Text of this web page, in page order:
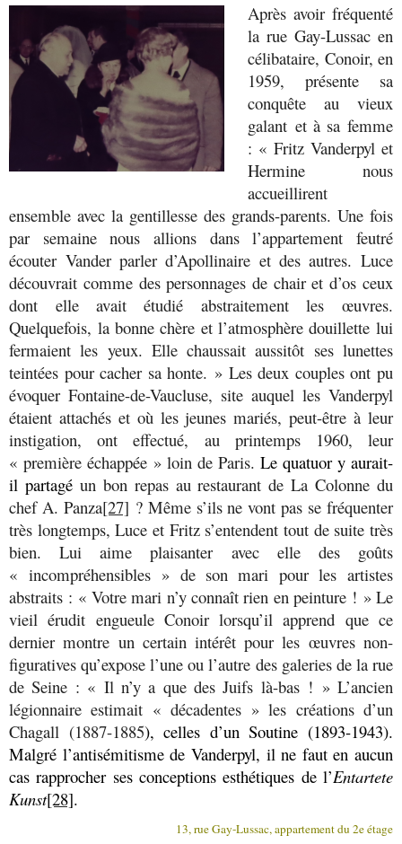
Après avoir fréquenté
la rue Gay-Lussac en
célibataire, Conoir, en
1959, présente sa
conquête au vieux
galant et à sa femme
: « Fritz Vanderpyl et
Hermine nous
accueillirent
ensemble avec la gentillesse des grands-parents. Une fois
par semaine nous allions dans l’appartement feutré
écouter Vander parler d’Apollinaire et des autres. Luce
découvrait comme des personnages de chair et d’os ceux
dont elle avait étudié abstraitement les œuvres.
Quelquefois, la bonne chère et l’atmosphère douillette lui
fermaient les yeux. Elle chaussait aussitôt ses lunettes
teintées pour cacher sa honte. » Les deux couples ont pu
évoquer Fontaine-de-Vaucluse, site auquel les Vanderpyl
étaient attachés et où les jeunes mariés, peut-être à leur
instigation, ont effectué, au printemps 1960, leur
« première échappée » loin de Paris. Le quatuor y aurait-
il partagé un bon repas au restaurant de La Colonne du
chef A. Panza[27] ? Même s’ils ne vont pas se fréquenter
très longtemps, Luce et Fritz s’entendent tout de suite très
bien. Lui aime plaisanter avec elle des goûts
« incompréhensibles » de son mari pour les artistes
abstraits : « Votre mari n’y connaît rien en peinture ! » Le
vieil érudit engueule Conoir lorsqu’il apprend que ce
dernier montre un certain intérêt pour les œuvres non-
figuratives qu’expose l’une ou l’autre des galeries de la rue
de Seine : « Il n’y a que des Juifs là-bas ! » L’ancien
légionnaire estimait « décadentes » les créations d’un
Chagall (1887-1885), celles d’un Soutine (1893-1943).
Malgré l’antisémitisme de Vanderpyl, il ne faut en aucun
cas rapprocher ses conceptions esthétiques de l’Entartete
Kunst[28].
13, rue Gay-Lussac, appartement du 2e étage